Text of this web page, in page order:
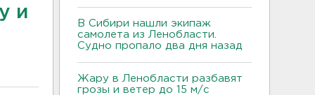
и
В Сибири нашли экипаж
самолета из Ленобласти.
Судно пропало два дня назад
Жару в Ленобласти разбавят
грозы и ветер до 15 м/с